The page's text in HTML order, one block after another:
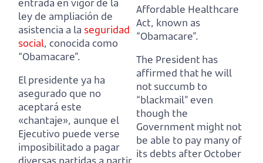
entrada en vigor de la
ley de ampliación de
asistencia a la seguridad
social, conocida como
“Obamacare”.
El presidente ya ha
asegurado que no
aceptará este
«chantaje», aunque el
Ejecutivo puede verse
imposibilitado a pagar
Affordable Healthcare
Act, known as
“Obamacare”.
The President has
affirmed that he will
not succumb to
“blackmail”even
though the
Government might not
be able to pay many of
its debts after October